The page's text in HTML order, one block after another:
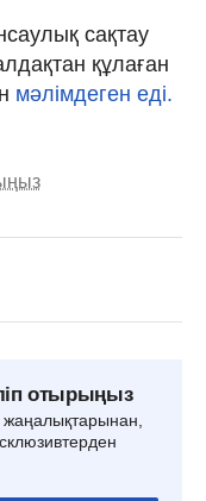
сақтау
құлаған
мәлімдеген еді.
отырыңыз
жаңалықтарынан,